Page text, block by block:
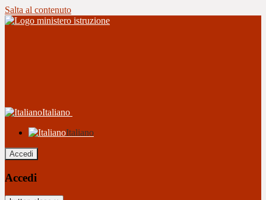
Salta al contenuto
Italiano
Italiano
Accedi
Accedi